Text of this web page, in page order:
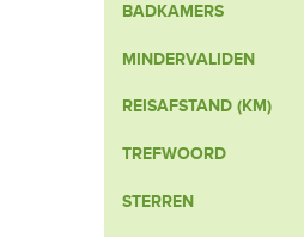
BADKAMERS
MINDERVALIDEN
REISAFSTAND (KM)
TREFWOORD
STERREN